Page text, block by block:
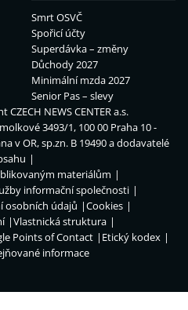
Smrt OSVČ
Spořicí účty
Superdávka – změny
Důchody 2027
Minimální mzda 2027
Senior Pas – slevy
CZECH NEWS CENTER a.s.
3493/1, 100 00 Praha 10 -
v OR, sp.zn. B 19490 a dodavatelé
materiálům
informační společnosti
osobních údajů
Cookies
Vlastnická struktura
Points of Contact
Etický kodex
informace